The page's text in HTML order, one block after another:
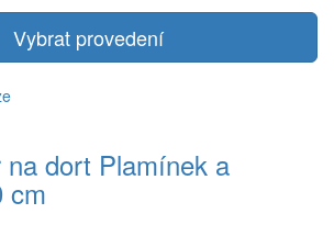
Vybrat provedení
dort Plamínek a
cm